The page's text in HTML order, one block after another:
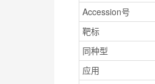
Accession号
靶标
同种型
应用